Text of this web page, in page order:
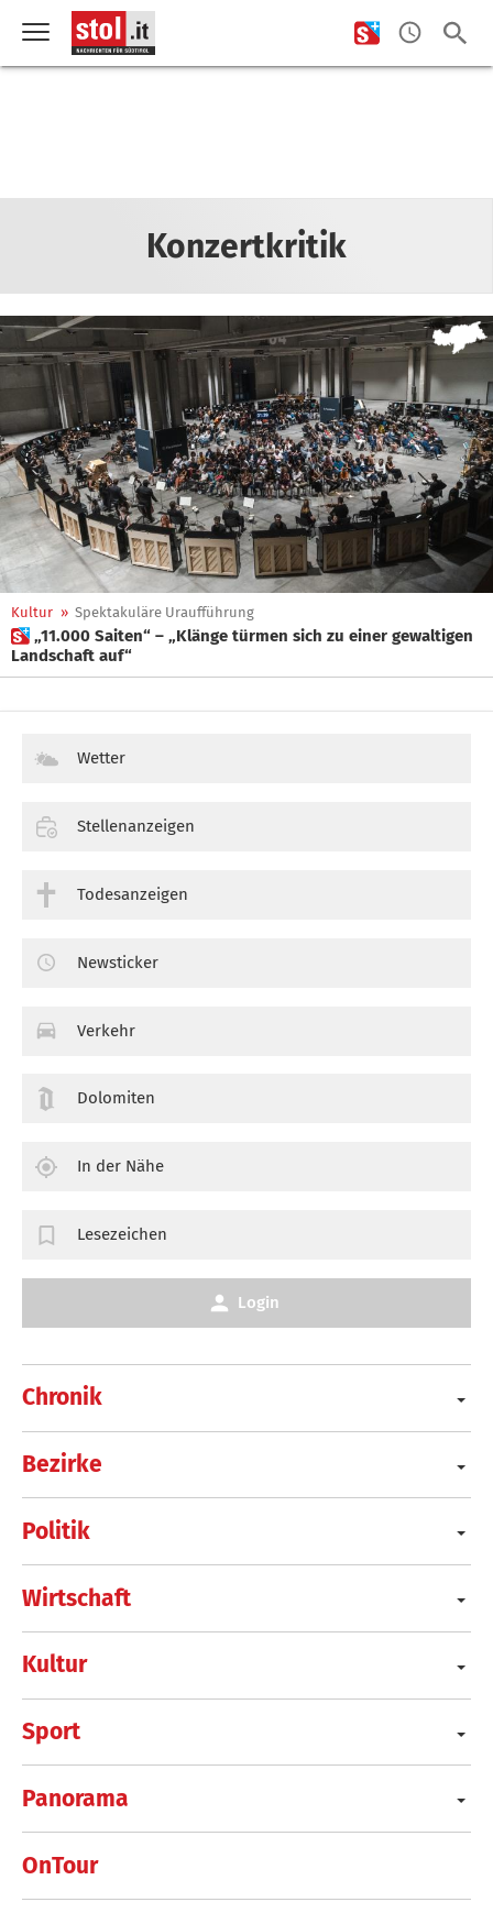
Konzertkritik
Kultur » Spektakuläre Uraufführung
 „11.000 Saiten“ – „Klänge türmen sich zu einer gewaltigen
Landschaft auf“
Chronik
Bezirke
Politik
Wirtschaft
Kultur
Sport
Panorama
OnTour
Wetter
Stellenanzeigen
Todesanzeigen
Newsticker
Verkehr
Dolomiten
In der Nähe
Lesezeichen
Login